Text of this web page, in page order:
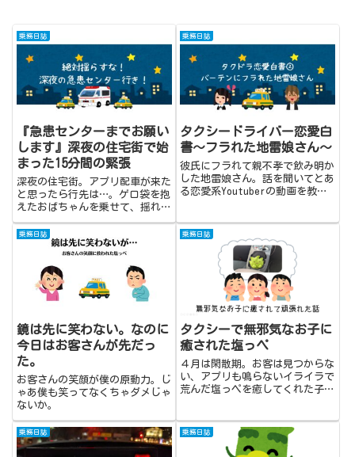
乗務日誌
『急患センターまでお願い
します』深夜の住宅街で始
まった15分間の緊張
深夜の住宅街。アプリ配車が来た
と思ったら行先は…。ゲロ袋を抱
えたおばちゃんを乗せて、揺れ厳
乗務日誌
タクシードライバー恋愛白
書～フラれた地雷娘さん～
彼氏にフラれて親不孝で飲み明か
した地雷娘さん。話を聞いてとあ
る恋愛系Youtuberの動画を教え
乗務日誌
鏡は先に笑わない。なのに
今日はお客さんが先だっ
た。
お客さんの笑顔が僕の原動力。じ
ゃあ僕も笑ってなくちゃダメじゃ
ないか。
乗務日誌
タクシーで無邪気なお子に
癒された塩っペ
４月は閑散期。お客は見つからな
い、アプリも鳴らないイライラで
荒んだ塩っペを癒してくれた子ど
乗務日誌 乗務日誌